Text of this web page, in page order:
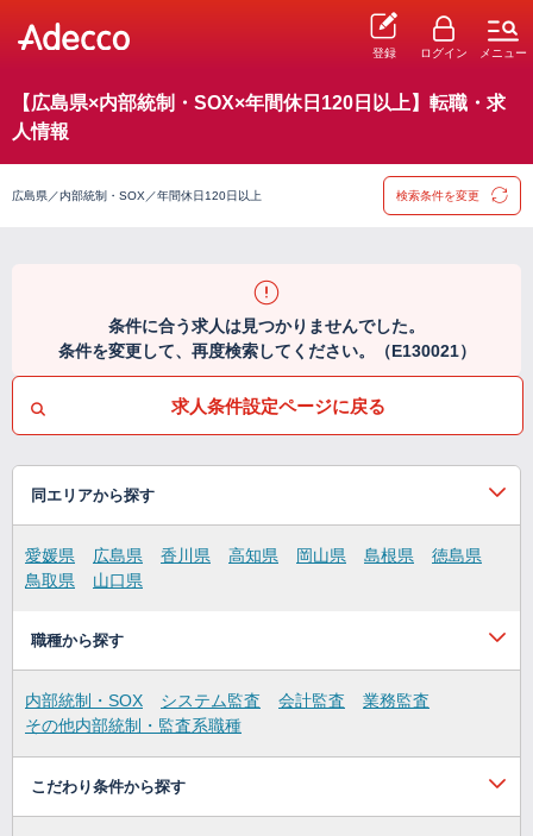
登録 ログイン メニュー
【広島県×内部統制・SOX×年間休日120日以上】転職・求
人情報
広島県／内部統制・SOX／年間休日120日以上 検索条件を変更
条件に合う求人は見つかりませんでした。
条件を変更して、再度検索してください。（E130021）
求人条件設定ページに戻る
同エリアから探す
愛媛県 広島県 香川県 高知県 岡山県 島根県
徳島県
鳥取県
山口県
職種から探す
内部統制・SOX システム監査 会計監査
業務監査
その他内部統制・監査系職種
こだわり条件から探す